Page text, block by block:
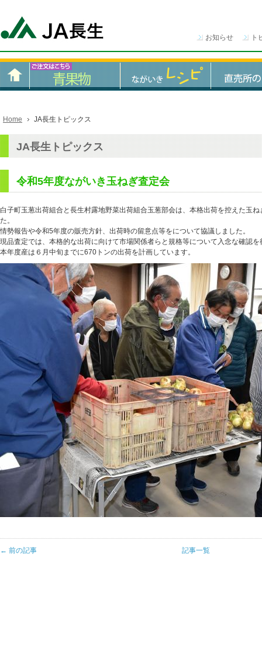
お知らせ ト
Home JA長生トピックス
JA長生トピックス
令和5年度ながいき玉ねぎ査定会
白子町玉葱出荷組合と長生村露地野菜出荷組合玉葱部会は、本格出荷を控えた玉
た。
情勢報告や令和5年度の販売方針、出荷時の留意点等をについて協議しました。
現品査定では、本格的な出荷に向けて市場関係者らと規格等について入念な確認を
本年度産は６月中旬までに670トンの出荷を計画しています。
← 前の記事 記事一覧